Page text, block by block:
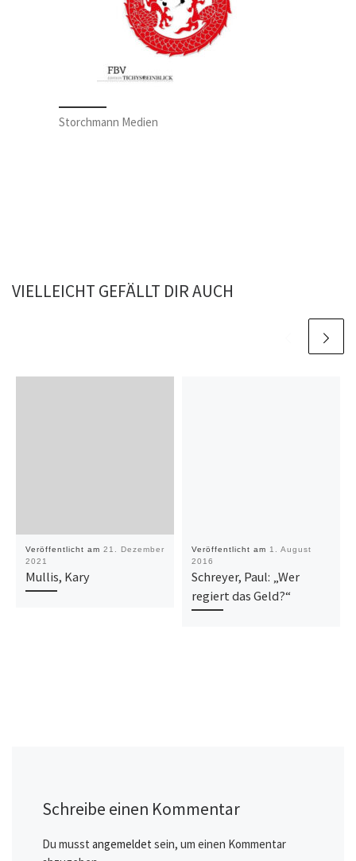
Storchmann Medien
VIELLEICHT GEFÄLLT DIR AUCH
Veröffentlicht am 21. Dezember
2021
Mullis, Kary
Veröffentlicht am 1. August
2016
Schreyer, Paul: „Wer
regiert das Geld?“
Schreibe einen Kommentar
Du musst angemeldet sein, um einen Kommentar